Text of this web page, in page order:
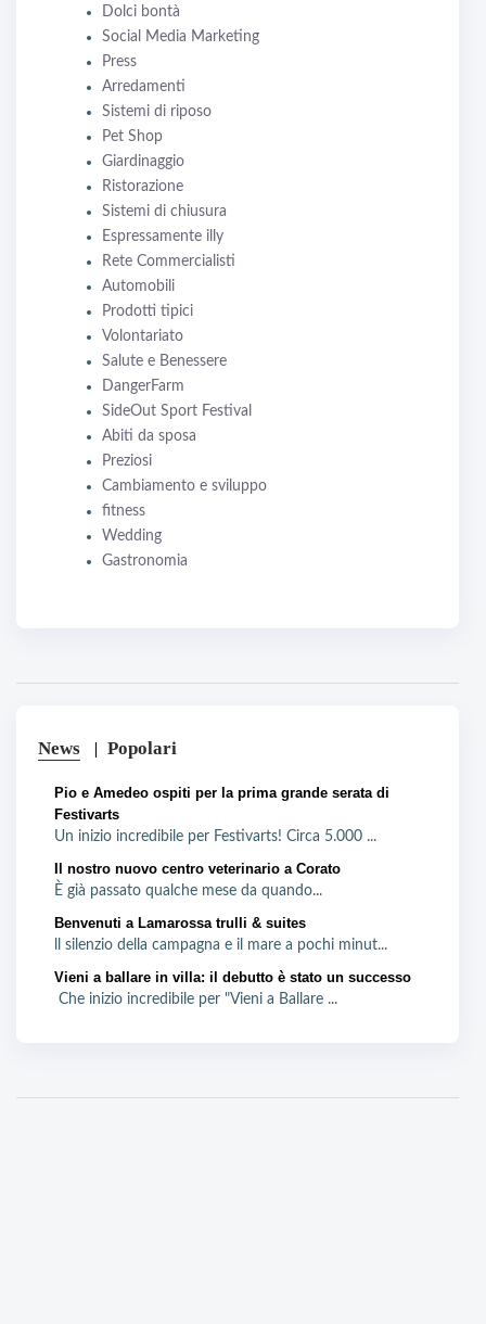
Dolci bontà
Social Media Marketing
Press
Arredamenti
Sistemi di riposo
Pet Shop
Giardinaggio
Ristorazione
Sistemi di chiusura
Espressamente illy
Rete Commercialisti
Automobili
Prodotti tipici
Volontariato
Salute e Benessere
DangerFarm
SideOut Sport Festival
Abiti da sposa
Preziosi
Cambiamento e sviluppo
fitness
Wedding
Gastronomia
News Popolari
Pio e Amedeo ospiti per la prima grande serata di
Festivarts
Un inizio incredibile per Festivarts! Circa 5.000 ...
Il nostro nuovo centro veterinario a Corato
È già passato qualche mese da quando...
Benvenuti a Lamarossa trulli & suites
ll silenzio della campagna e il mare a pochi minut...
Vieni a ballare in villa: il debutto è stato un successo
Che inizio incredibile per "Vieni a Ballare ...